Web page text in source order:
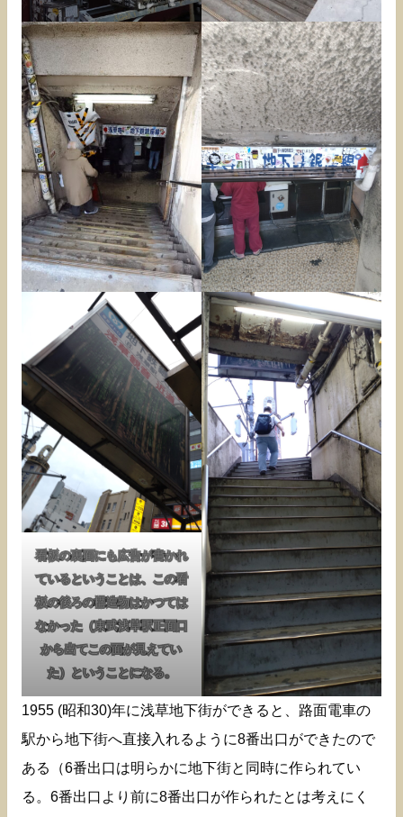
看板の裏面にも広告が書かれ
ているということは、この看
板の後ろの構造物はかつては
なかった（東武浅草駅正面口
から出てこの面が見えてい
た）ということになる。
1955 (昭和30)年に浅草地下街ができると、路面電車の
駅から地下街へ直接入れるように8番出口ができたので
ある（6番出口は明らかに地下街と同時に作られてい
る。6番出口より前に8番出口が作られたとは考えにく